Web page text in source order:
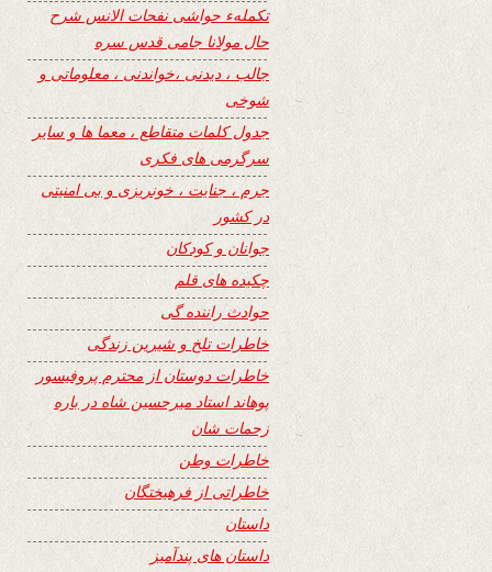
تکملهء حواشی نفحات الانس شرح
حال مولانا جامی قدس سره
جالب ، دیدنی ،خواندنی ، معلوماتی و
شوخی
جدول کلمات متقاطع ، معما ها و سایر
سرگرمی های فکری
جرم ، جنایت ، خونریزی و بی امنیتی
در کشور
جوانان و کودکان
چکیده های قلم
حوادث راننده گی
خاطرات تلخ و شیرین زندگی
خاطرات دوستان از محترم پروفیسور
پوهاند استاد میرحسین شاه در باره
زحمات شان
خاطرات وطن
خاطراتی از فرهیختگان
داستان
داستان های پندآمیز